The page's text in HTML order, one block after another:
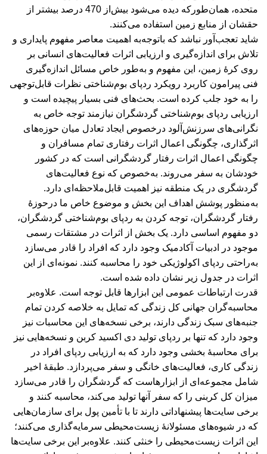
متحده، همان‌طورکه دیده می‌شود بیش‌از 470 درصد بیشتر از
حقشان از منابع زمین استفاده می‌کنند.
شاید تعجب‌آور نباشد که باتوجه‌به اهمیت معاصر مفهوم پایداری و
تلاش برای اندازه‌گیری و ارزیابی اثرات فعالیت‌های انسانی بر
روی کرۀ زمین، این مفهوم و به‌طور خاص مسائل اندازه‌گیری
فنی پیرامون کاربرد رویکرد ردپای بوم‌شناختی نظرات قابل‌توجهی
را به خود جلب کرده است. بحث‌های فنی بسیار پیچیده است و
ارزیابی ردپای بوم‌شناختی گردشگران نیازمند توجه خاص به
نگرانی‌های سرزنش‌آلود درخصوص ایجاد تعادل میان حوزه‌های
اثرگذاری، چگونگی اعمال اثرات رفتاری تمام مسافران و
چگونگی اعمال اثرات رفتار گردشگرانی است که در کشور
خودشان به سفر می‌روند. به‌خصوص که نوع فعالیت‌های
گردشگری در یک منطقه نیز اهمیت قابل‌ملاحظه‌ای دارد.
به‌منظور پوشش اهداف این بخش و موضوع خاص ما درحوزۀ
رفتار گردشگران، توجه کردن به ردپای بوم‌شناختی گردشگران،
دو مفهوم اساسی دارد. یک بخش از اثرات در مشتقات رسمی
موجود در ادبیات آکادمیک وجود دارد که افراد را قادر می‌سازد
به‌راحتی ردپای اکولوژیکی خود را محاسبه کنند. نمونه‌ای از این
اثرات در جدول زیر نشان داده شده است.
قدرت ارتباطات عمومی این ابزارها قابل توجه است. علاوه‌بر
محاسبه‌گران جهانی کل زندگی که تمایل به خلاصه‌ کردن تمام
جنبه‌های سبک زندگی دارند، برخی نسخه‌های این محاسبات نیز
وجود دارد که تنها بر ردپای تولید دی اکسید کربن و نسخه‌هایی نیز
برای محاسبۀ بخشی وجود دارد که به ارزیابی ردپای افراد در
زندگی کاری، فعالیت‌های خانگی و سفر می‌پردازد. طبقۀ اخیر
شامل مجموعه‌ای از ابزارهاست که گردشگران را قادر می‌سازد
میزان کل کربنی را که سفر آنها تولید می‌کند، محاسبه کنند و
برخی سایت‌ها پیشنهاداتی دارند تا با تأمین پول برای سازمان‌هایی
که در شیوه‌های مسئولانۀ زیست‌محیطی سرمایه‌گذاری می‌کنند؛
این اثرات زیست‌محیطی را خنثی کنند. علاوه‌بر این برخی سایت‌ها